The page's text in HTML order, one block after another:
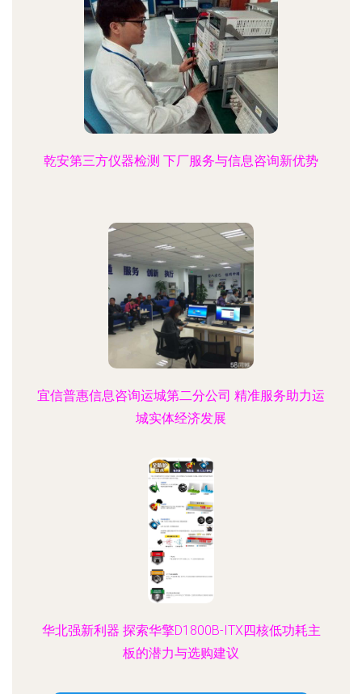
乾安第三方仪器检测 下厂服务与信息咨询新优势
宜信普惠信息咨询运城第二分公司 精准服务助力运
城实体经济发展
华北强新利器 探索华擎D1800B-ITX四核低功耗主
板的潜力与选购建议